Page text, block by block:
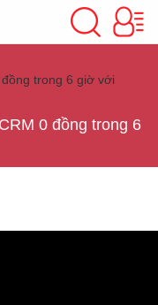
trong 6 giờ với
0 đồng trong 6